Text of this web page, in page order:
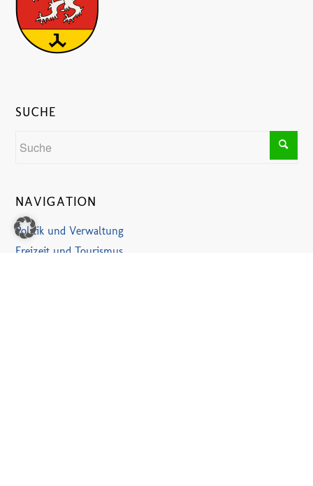
SUCHE
NAVIGATION
Politik und Verwaltung
Freizeit und Tourismus